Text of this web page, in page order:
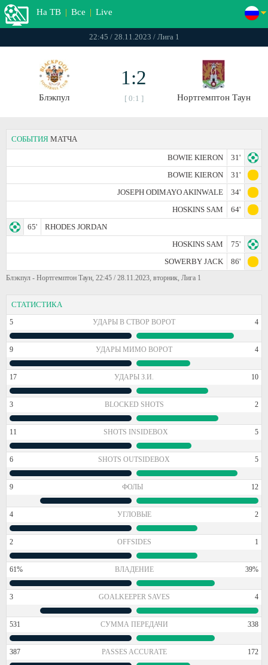
На ТВ | Все | Live
22:45 / 28.11.2023 / Лига 1
Блэкпул
1:2
[ 0:1 ] Нортгемптон Таун
СОБЫТИЯ МАТЧА
BOWIE KIERON
31'
BOWIE KIERON
31'
JOSEPH ODIMAYO AKINWALE
34'
HOSKINS SAM
64'
65'
RHODES JORDAN
HOSKINS SAM
75'
SOWERBY JACK
86'
Блэкпул - Нортгемптон Таун, 22:45 / 28.11.2023, вторник, Лига 1
СТАТИСТИКА
5 УДАРЫ В СТВОР ВОРОТ 4
9 УДАРЫ МИМО ВОРОТ 4
17 УДАРЫ З.И. 10
3 BLOCKED SHOTS 2
11 SHOTS INSIDEBOX 5
6 SHOTS OUTSIDEBOX 5
9 ФОЛЫ 12
4 УГЛОВЫЕ 2
2 OFFSIDES 1
61% ВЛАДЕНИЕ 39%
3 GOALKEEPER SAVES 4
531 СУММА ПЕРЕДАЧИ 338
387 PASSES ACCURATE 172